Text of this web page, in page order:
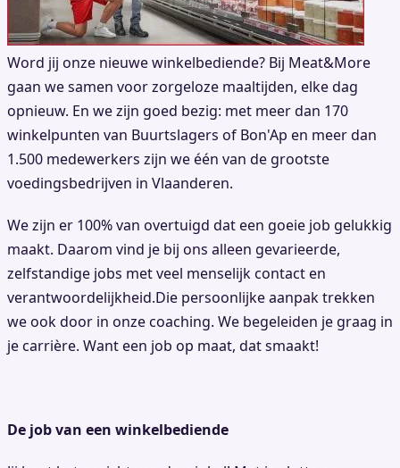
Word jij onze nieuwe winkelbediende? Bij Meat&More
gaan we samen voor zorgeloze maaltijden, elke dag
opnieuw. En we zijn goed bezig: met meer dan 170
winkelpunten van Buurtslagers of Bon'Ap en meer dan
1.500 medewerkers zijn we één van de grootste
voedingsbedrijven in Vlaanderen.
We zijn er 100% van overtuigd dat een goeie job gelukkig
maakt. Daarom vind je bij ons alleen gevarieerde,
zelfstandige jobs met veel menselijk contact en
verantwoordelijkheid.Die persoonlijke aanpak trekken
we ook door in onze coaching. We begeleiden je graag in
je carrière. Want een job op maat, dat smaakt!
De job van een winkelbediende